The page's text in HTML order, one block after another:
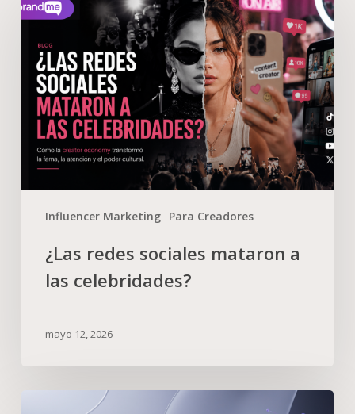
Influencer Marketing Para Creadores
¿Las redes sociales mataron a
las celebridades?
mayo 12, 2026